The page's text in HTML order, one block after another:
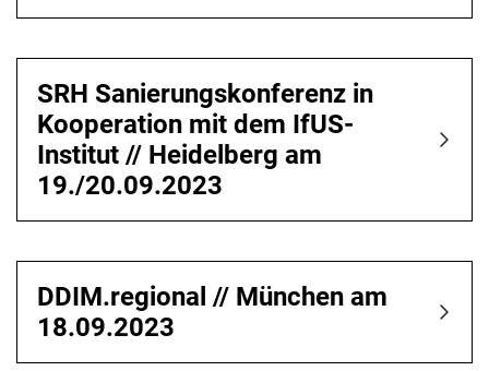
SRH Sanierungskonferenz in
Kooperation mit dem IfUS-
Institut // Heidelberg am
19./20.09.2023
DDIM.regional // München am
18.09.2023